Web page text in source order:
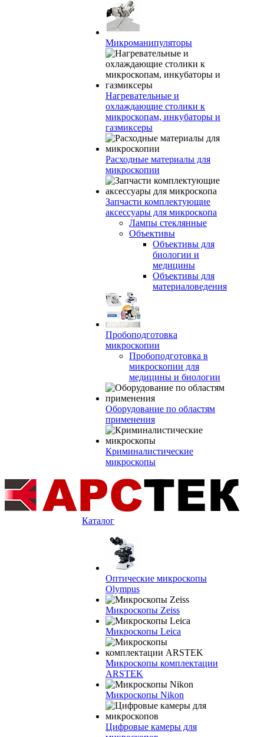
Микроманипуляторы
Нагревательные и
охлаждающие столики к
микроскопам, инкубаторы и
газмиксеры
Расходные материалы для
микроскопии
Запчасти комплектующие
аксессуары для микроскопа
Лампы стеклянные
Объективы
Объективы для
биологии и
медицины
Объективы для
материаловедения
Пробоподготовка
микроскопии
Пробоподготовка в
микроскопии для
медицины и биологии
Оборудование по областям
применения
Криминалистические
микроскопы
Каталог
Оптические микроскопы
Olympus
Микроскопы Zeiss
Микроскопы Leica
Микроскопы комплектации
ARSTEK
Микроскопы Nikon
Цифровые камеры для